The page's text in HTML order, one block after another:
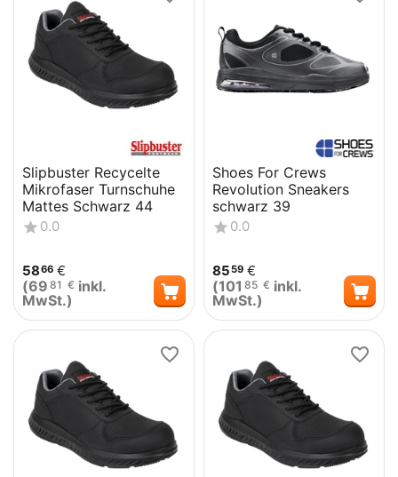
Slipbuster Recycelte
Mikrofaser Turnschuhe
Mattes Schwarz 44
0.0
5866 €
(69 81 € inkl.
MwSt.)
Shoes For Crews
Revolution Sneakers
schwarz 39
0.0
8559 €
(101 85 € inkl.
MwSt.)